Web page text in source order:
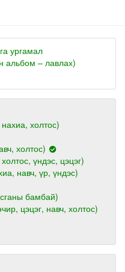
ургамал
альбом – лавлах)
холтос)
холтос)
үндэс, цэцэг)
навч, үр, үндэс)
бамбай)
цэцэг, навч, холтос)